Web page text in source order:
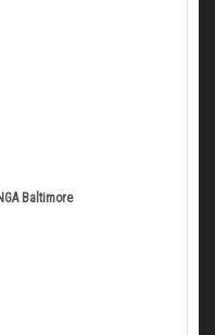
Baltimore